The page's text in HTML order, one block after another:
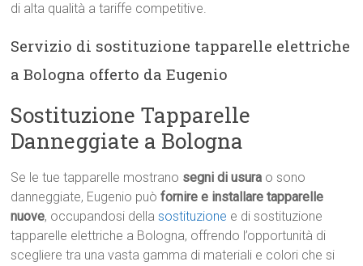
di alta qualità a tariffe competitive.
Servizio di sostituzione tapparelle elettriche
a Bologna offerto da Eugenio
Sostituzione Tapparelle
Danneggiate a Bologna
Se le tue tapparelle mostrano segni di usura o sono
danneggiate, Eugenio puòfornire e installare tapparelle
nuove, occupandosi dellasostituzione e di sostituzione
tapparelle elettriche a Bologna, offrendo l’opportunità di
scegliere tra una vasta gamma di materiali e colori che si